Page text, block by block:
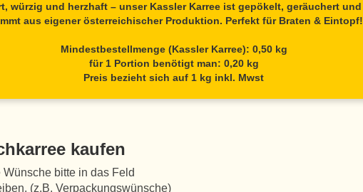
würzig und herzhaft – unser Kassler Karree ist gepökelt, geräuchert und
aus eigener österreichischer Produktion. Perfekt für Braten & Eintopf!
Mindestbestellmenge (Kassler Karree): 0,50 kg
für 1 Portion benötigt man: 0,20 kg
Preis bezieht sich auf 1 kg inkl. Mwst
kaufen
bitte in das Feld
(z.B. Verpackungswünsche)